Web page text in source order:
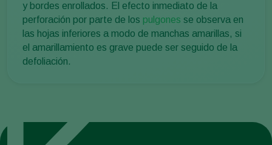
y bordes enrollados. El efecto inmediato de la
perforación por parte de los pulgones se observa en
las hojas inferiores a modo de manchas amarillas, si
el amarillamiento es grave puede ser seguido de la
defoliación.